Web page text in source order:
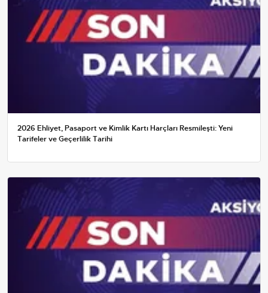
2026 Ehliyet, Pasaport ve Kimlik Kartı Harçları Resmileşti: Yeni
Tarifeler ve Geçerlilik Tarihi